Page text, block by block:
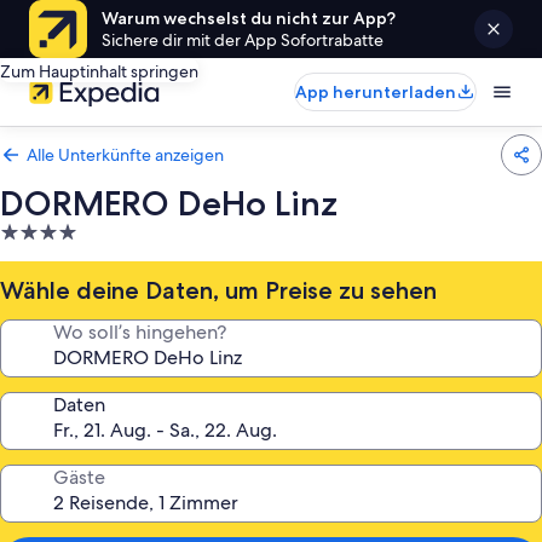
Warum wechselst du nicht zur App?
Sichere dir mit der App Sofortrabatte
Zum Hauptinhalt springen
App herunterladen
Alle Unterkünfte anzeigen
DORMERO DeHo Linz
4.0-
Sterne-
Unterkunft
Wähle deine Daten, um Preise zu sehen
Wo soll’s hingehen?
Daten
Gäste